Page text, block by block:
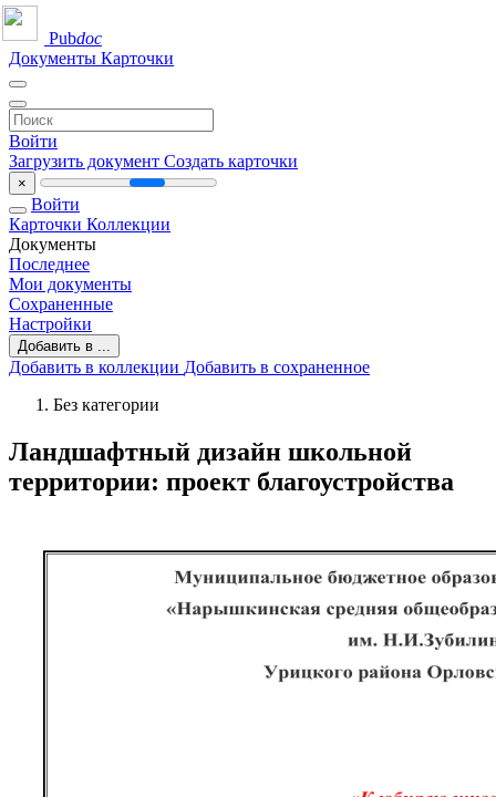
Pubdoc
Документы Карточки
Войти
Загрузить документ Создать карточки
×
Войти
Карточки Коллекции
Документы
Последнее
Мои документы
Сохраненные
Настройки
Добавить в ...
Добавить в коллекции Добавить в сохраненное
Без категории
Ландшафтный дизайн школьной
территории: проект благоустройства